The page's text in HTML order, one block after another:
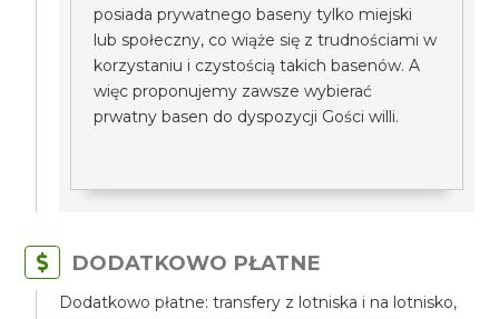
posiada prywatnego baseny tylko miejski
lub społeczny, co wiąże się z trudnościami w
korzystaniu i czystością takich basenów. A
więc proponujemy zawsze wybierać
prwatny basen do dyspozycji Gości willi.
DODATKOWO PŁATNE
Dodatkowo płatne: transfery z lotniska i na lotnisko,